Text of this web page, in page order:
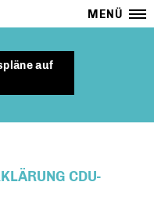
MENÜ
auf
CDU-